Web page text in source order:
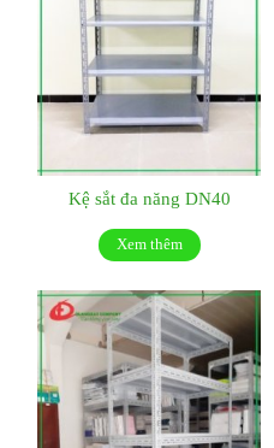
Kệ sắt đa năng DN40
Xem thêm